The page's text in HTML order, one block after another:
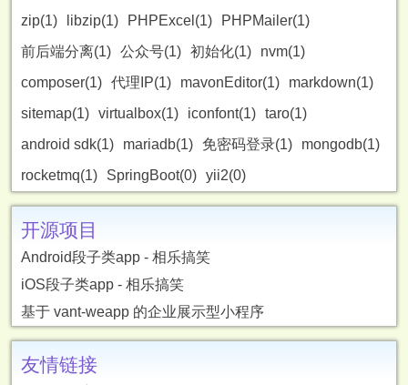
zip(1)
libzip(1) PHPExcel(1)
PHPMailer(1)
前后端分离(1) 公众号(1) 初始化(1)
nvm(1)
composer(1) 代理IP(1) mavonEditor(1)
markdown(1)
sitemap(1) virtualbox(1) iconfont(1) taro(1)
android sdk(1)
mariadb(1) 免密码登录(1)
mongodb(1)
rocketmq(1)
SpringBoot(0) yii2(0)
开源项目
Android段子类app - 相乐搞笑
iOS段子类app - 相乐搞笑
基于 vant-weapp 的企业展示型小程序
友情链接